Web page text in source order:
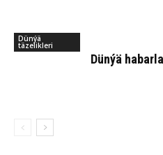
Dünýä
täzelikleri
Dün­ýä